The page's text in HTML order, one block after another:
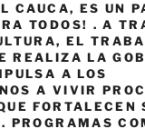
CAUCA, ES UN
TODOS! . A
EL
REALIZA LA
A LOS
A VIVIR
FORTALECEN
PROGRAMAS